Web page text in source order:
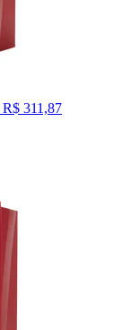
R$ 311,87